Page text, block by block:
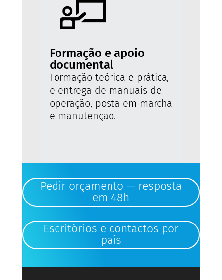
Formação e apoio
documental
Formação teórica e prática,
e entrega de manuais de
operação, posta em marcha
e manutenção.
Pedir orçamento — resposta
em 48h
Escritórios e contactos por
país